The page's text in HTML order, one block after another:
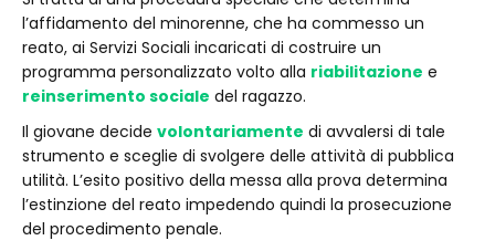
l’affidamento del minorenne, che ha commesso un
reato, ai Servizi Sociali incaricati di costruire un
programma personalizzato volto alla riabilitazione e
reinserimento sociale del ragazzo.
Il giovane decide volontariamente di avvalersi di tale
strumento e sceglie di svolgere delle attività di pubblica
utilità. L’esito positivo della messa alla prova determina
l’estinzione del reato impedendo quindi la prosecuzione
del procedimento penale.